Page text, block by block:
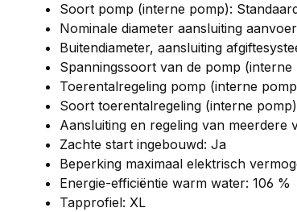
Soort pomp (interne pomp):
Nominale diameter aansluiting
Buitendiameter, aansluiting
Spanningssoort van de pomp (interne
Toerentalregeling pomp (interne
Soort toerentalregeling (interne
Aansluiting en regeling van meerdere
Zachte start ingebouwd: Ja
Beperking maximaal elektrisch
Energie-efficiëntie warm water: 106 %
Tapprofiel: XL